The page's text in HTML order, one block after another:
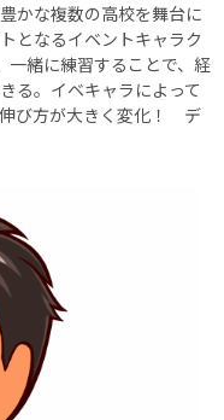
かな複数の高校を舞台に
となるイベントキャラク
一緒に練習することで、経
る。イベキャラによって
び方が大きく変化！ デ